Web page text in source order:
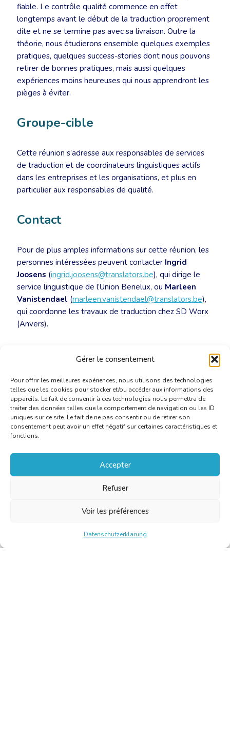
Gérer le consentement
Pour offrir les meilleures expériences, nous utilisons des technologies
telles que les cookies pour stocker et/ou accéder aux informations des
appareils. Le fait de consentir à ces technologies nous permettra de
traiter des données telles que le comportement de navigation ou les ID
uniques sur ce site. Le fait de ne pas consentir ou de retirer son
consentement peut avoir un effet négatif sur certaines caractéristiques et
fonctions.
Accepter
Refuser
Voir les préférences
Datenschutzerklärung
fiable. Le contrôle qualité commence en effet
longtemps avant le début de la traduction proprement
dite et ne se termine pas avec sa livraison. Outre la
théorie, nous étudierons ensemble quelques exemples
pratiques, quelques success-stories dont nous pouvons
retirer de bonnes pratiques, mais aussi quelques
expériences moins heureuses qui nous apprendront les
pièges à éviter.
Groupe-cible
Cette réunion s’adresse aux responsables de services
de traduction et de coordinateurs linguistiques actifs
dans les entreprises et les organisations, et plus en
particulier aux responsables de qualité.
Contact
Pour de plus amples informations sur cette réunion, les
personnes intéressées peuvent contacter Ingrid
Joosens (ingrid.joosens@translators.be), qui dirige le
service linguistique de l’Union Benelux, ou Marleen
Vanistendael (marleen.vanistendael@translators.be),
qui coordonne les travaux de traduction chez SD Worx
(Anvers).
commission sectorielle.